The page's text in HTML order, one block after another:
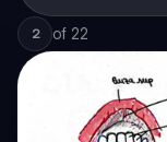
2 of 22